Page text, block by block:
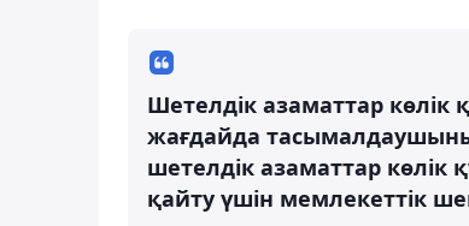
Шетелдік азаматтар көлік
жағдайда
шетелдік азаматтар
қайту үшін мемлекеттік